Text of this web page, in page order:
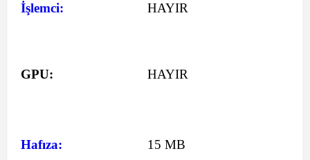
İşlemci: HAYIR
GPU: HAYIR
Hafıza: 15 MB